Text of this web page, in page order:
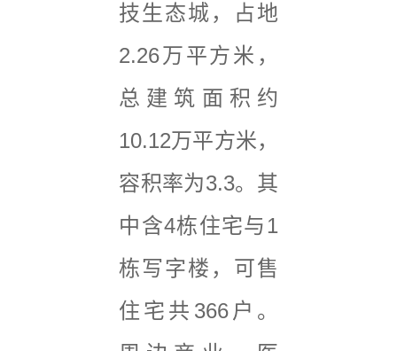
技生态城，占地
2.26万平方米，
总建筑面积约
10.12万平方米，
容积率为3.3。其
中含4栋住宅与1
栋写字楼，可售
住宅共366户。